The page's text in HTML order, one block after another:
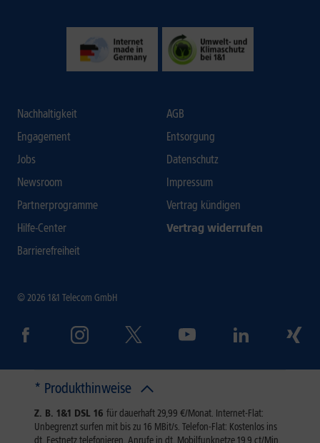
Nachhaltigkeit
Engagement
Jobs
Newsroom
Partnerprogramme
Hilfe-Center
Barrierefreiheit
AGB
Entsorgung
Datenschutz
Impressum
Vertrag kündigen
Vertrag widerrufen
© 2026 1&1 Telecom GmbH